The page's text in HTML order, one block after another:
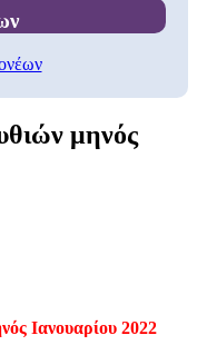
μηνός
Ιανουαρίου 2022